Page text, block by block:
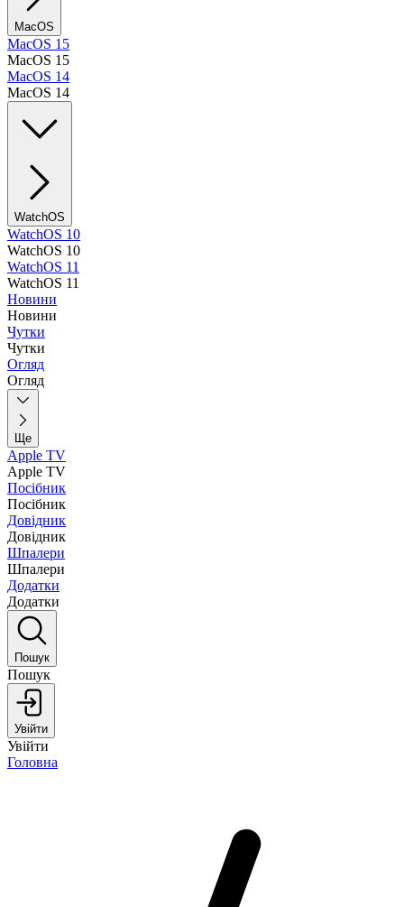
MacOS
MacOS 15
MacOS 15
MacOS 14
MacOS 14
WatchOS
WatchOS 10
WatchOS 10
WatchOS 11
WatchOS 11
Новини
Новини
Чутки
Чутки
Огляд
Огляд
Ще
Apple TV
Apple TV
Посібник
Посібник
Довідник
Довідник
Шпалери
Шпалери
Додатки
Додатки
Пошук
Пошук
Увійти
Увійти
Головна